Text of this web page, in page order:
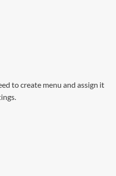
to create menu and assign it